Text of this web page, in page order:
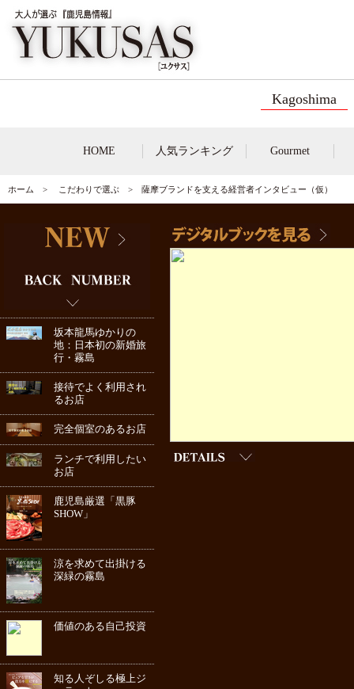
Kagoshima
HOME 人気ランキング Gourmet
ホーム > こだわりで選ぶ > 薩摩ブランドを支える経営者インタビュー（仮）
坂本龍馬ゆかりの
地：日本初の新婚旅
行・霧島
接待でよく利用され
るお店
完全個室のあるお店
ランチで利用したい
お店
鹿児島厳選「黒豚
SHOW」
涼を求めて出掛ける
深緑の霧島
価値のある自己投資
知る人ぞしる極上ジ